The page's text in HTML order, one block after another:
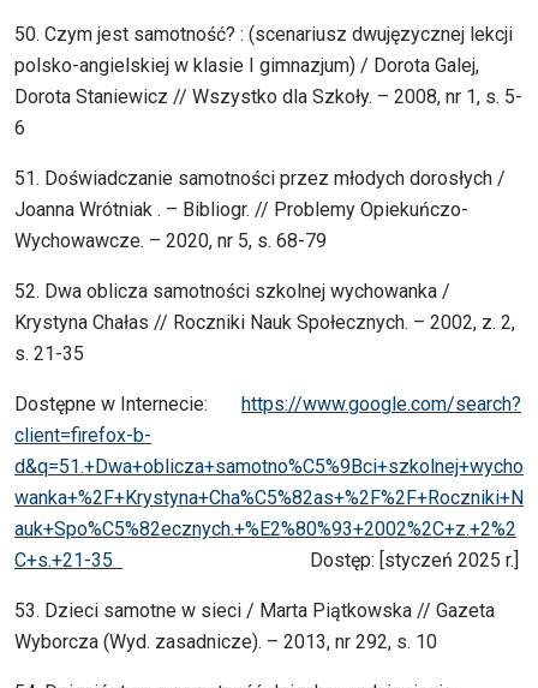
50. Czym jest samotność? : (scenariusz dwujęzycznej lekcji
polsko-angielskiej w klasie I gimnazjum) / Dorota Galej,
Dorota Staniewicz // Wszystko dla Szkoły. – 2008, nr 1, s. 5-
6
51. Doświadczanie samotności przez młodych dorosłych /
Joanna Wrótniak . – Bibliogr. // Problemy Opiekuńczo-
Wychowawcze. – 2020, nr 5, s. 68-79
52. Dwa oblicza samotności szkolnej wychowanka /
Krystyna Chałas // Roczniki Nauk Społecznych. – 2002, z. 2,
s. 21-35
Dostępne w Internecie: https://www.google.com/search?
client=firefox-b-
d&q=51.+Dwa+oblicza+samotno%C5%9Bci+szkolnej+wycho
wanka+%2F+Krystyna+Cha%C5%82as+%2F%2F+Roczniki+N
auk+Spo%C5%82ecznych.+%E2%80%93+2002%2C+z.+2%2
C+s.+21-35
Dostęp: [styczeń 2025 r.]
53. Dzieci samotne w sieci / Marta Piątkowska // Gazeta
Wyborcza (Wyd. zasadnicze). – 2013, nr 292, s. 10